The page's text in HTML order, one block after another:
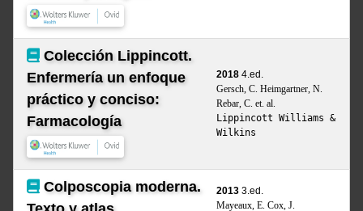
Colección Lippincott.
Enfermería un enfoque
práctico y conciso:
Farmacología
2018 4.ed.
Gersch, C. Heimgartner, N.
Rebar, C. et. al.
Lippincott Williams &
Wilkins
Colposcopia moderna.
2013 3.ed.
Mayeaux, E. Cox, J.